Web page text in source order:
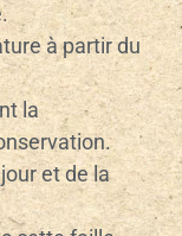
à partir du
la
et de la